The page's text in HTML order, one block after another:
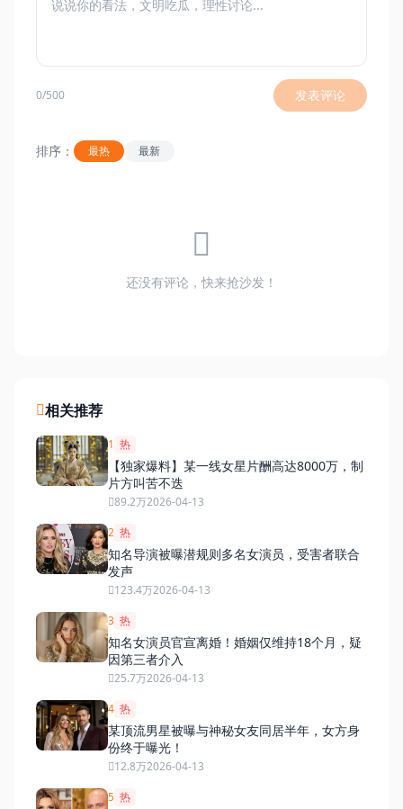
0/500 发表评论
排序： 最热 最新
还没有评论，快来抢沙发！
相关推荐
1 热
【独家爆料】某一线女星片酬高达8000万，制
片方叫苦不迭
89.2万2026-04-13
2 热
知名导演被曝潜规则多名女演员，受害者联合
发声
123.4万2026-04-13
3 热
知名女演员官宣离婚！婚姻仅维持18个月，疑
因第三者介入
25.7万2026-04-13
4 热
某顶流男星被曝与神秘女友同居半年，女方身
份终于曝光！
12.8万2026-04-13
5 热